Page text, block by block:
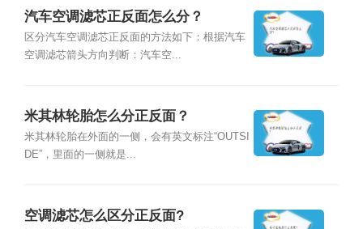
汽车空调滤芯正反面怎么分？
区分汽车空调滤芯正反面的方法如下：根据汽车
空调滤芯箭头方向判断：汽车空...
米其林轮胎怎么分正反面？
米其林轮胎在外面的一侧，会有英文标注“OUTSI
DE”，里面的一侧就是...
空调滤芯怎么区分正反面?